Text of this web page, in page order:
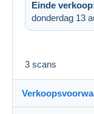
Einde
donderdag 13
3 scans